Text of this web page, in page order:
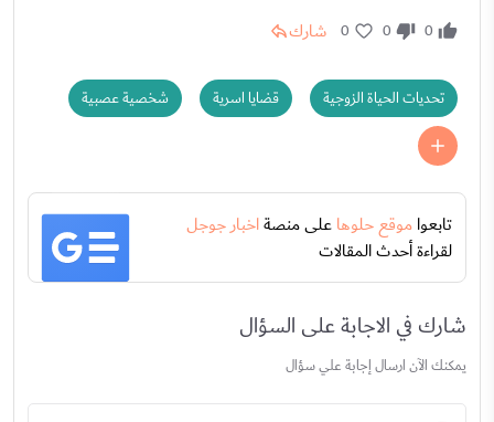
0
0
0 شارك
تحديات الحياة الزوجية قضايا اسرية شخصية عصبية
تابعواموقع حلوهاعلى منصةاخبار جوجل
لقراءة أحدث المقالات
شارك في الاجابة على السؤال
يمكنك الآن ارسال إجابة علي سؤال